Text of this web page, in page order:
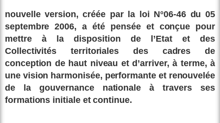
nouvelle version, créée par la loi N°06-46 du 05
septembre 2006, a été pensée et conçue pour
mettre à la disposition de l’Etat et des
Collectivités territoriales des cadres de
conception de haut niveau et d’arriver, à terme, à
une vision harmonisée, performante et renouvelée
de la gouvernance nationale à travers ses
formations initiale et continue.